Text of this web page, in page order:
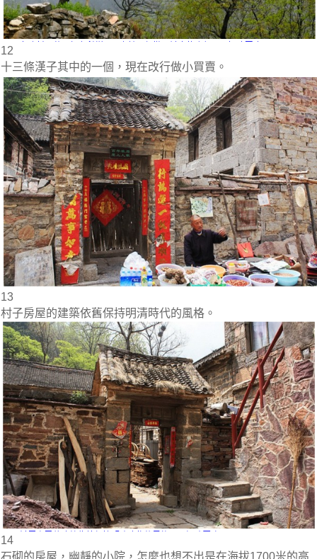
12
十三條漢子其中的一個，現在改行做小買賣。
13
村子房屋的建築依舊保持明清時代的風格。
14